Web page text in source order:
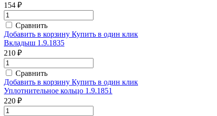
154 ₽
Сравнить
Добавить в корзину Купить в один клик
Вкладыш 1.9.1835
210 ₽
Сравнить
Добавить в корзину Купить в один клик
Уплотнительное кольцо 1.9.1851
220 ₽